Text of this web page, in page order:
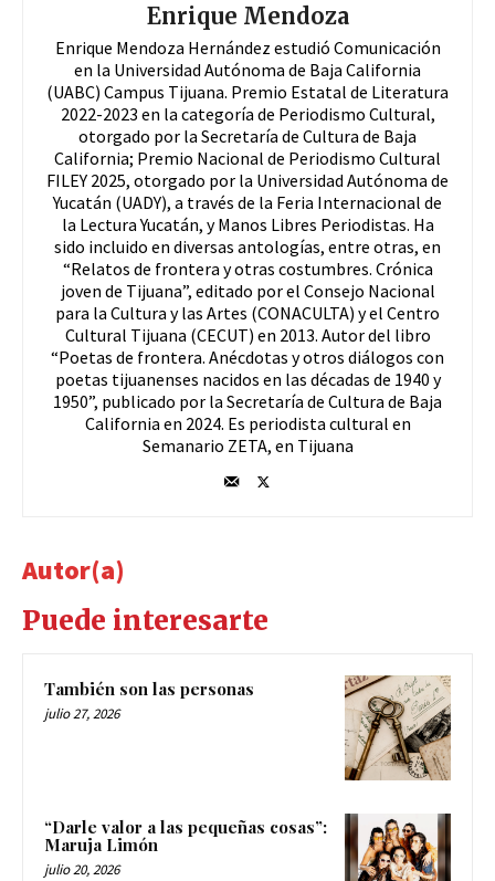
Enrique Mendoza
Enrique Mendoza Hernández estudió Comunicación
en la Universidad Autónoma de Baja California
(UABC) Campus Tijuana. Premio Estatal de Literatura
2022-2023 en la categoría de Periodismo Cultural,
otorgado por la Secretaría de Cultura de Baja
California; Premio Nacional de Periodismo Cultural
FILEY 2025, otorgado por la Universidad Autónoma de
Yucatán (UADY), a través de la Feria Internacional de
la Lectura Yucatán, y Manos Libres Periodistas. Ha
sido incluido en diversas antologías, entre otras, en
“Relatos de frontera y otras costumbres. Crónica
joven de Tijuana”, editado por el Consejo Nacional
para la Cultura y las Artes (CONACULTA) y el Centro
Cultural Tijuana (CECUT) en 2013. Autor del libro
“Poetas de frontera. Anécdotas y otros diálogos con
poetas tijuanenses nacidos en las décadas de 1940 y
1950”, publicado por la Secretaría de Cultura de Baja
California en 2024. Es periodista cultural en
Semanario ZETA, en Tijuana
Autor(a)
Puede interesarte
También son las personas
julio 27, 2026
“Darle valor a las pequeñas cosas”:
Maruja Limón
julio 20, 2026